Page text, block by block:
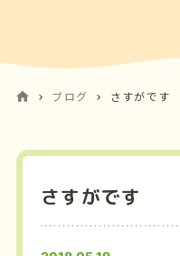
ブログ さすがです
さすがです